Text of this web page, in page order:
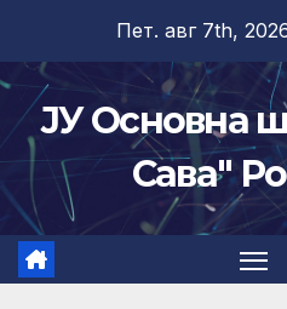
content
Пет. авг 7th,
ЈУ Основна
Сава"